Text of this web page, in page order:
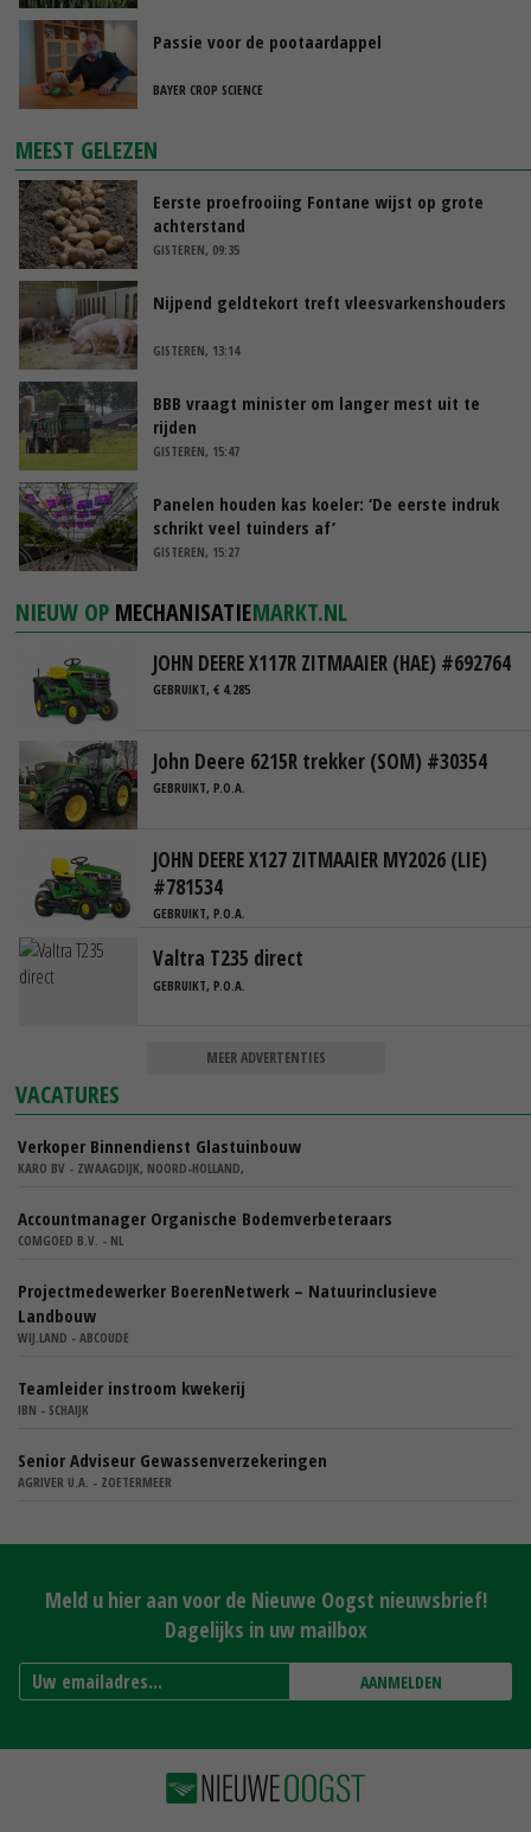
Passie voor de pootaardappel
BAYER CROP SCIENCE
MEEST GELEZEN
Eerste proefrooiing Fontane wijst op grote
achterstand
GISTEREN, 09:35
Nijpend geldtekort treft vleesvarkenshouders
GISTEREN, 13:14
BBB vraagt minister om langer mest uit te
rijden
GISTEREN, 15:47
Panelen houden kas koeler: ‘De eerste indruk
schrikt veel tuinders af’
GISTEREN, 15:27
NIEUW OP MECHANISATIEMARKT.NL
JOHN DEERE X117R ZITMAAIER (HAE) #692764
GEBRUIKT, € 4.285
John Deere 6215R trekker (SOM) #30354
GEBRUIKT, P.O.A.
JOHN DEERE X127 ZITMAAIER MY2026 (LIE)
#781534
GEBRUIKT, P.O.A.
Valtra T235 direct
GEBRUIKT, P.O.A.
MEER ADVERTENTIES
VACATURES
Verkoper Binnendienst Glastuinbouw
KARO BV - ZWAAGDIJK, NOORD-HOLLAND,
Accountmanager Organische Bodemverbeteraars
COMGOED B.V. - NL
Projectmedewerker BoerenNetwerk – Natuurinclusieve
Landbouw
WIJ.LAND - ABCOUDE
Teamleider instroom kwekerij
IBN - SCHAIJK
Senior Adviseur Gewassenverzekeringen
AGRIVER U.A. - ZOETERMEER
Meld u hier aan voor de Nieuwe Oogst nieuwsbrief!
Dagelijks in uw mailbox
AANMELDEN